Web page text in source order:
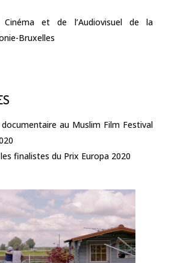
et de l’Audiovisuel de la
Bruxelles
au Muslim Film Festival
finalistes du Prix Europa 2020